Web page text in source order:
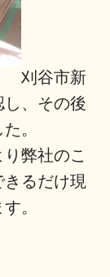
刈谷市新
、その後
。
弊社のこ
きるだけ現
。